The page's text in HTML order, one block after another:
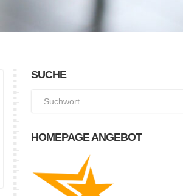
SUCHE
HOMEPAGE ANGEBOT